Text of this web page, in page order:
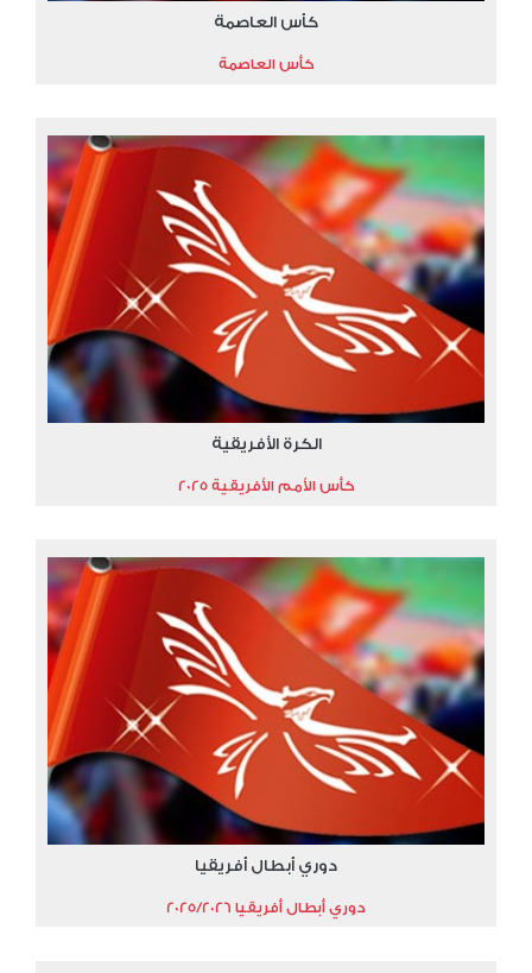
كأس العاصمة
كأس العاصمة
الكرة الأفريقية
كأس الأمم الأفريقية 2025
دوري أبطال أفريقيا
دوري أبطال أفريقيا 2025/2026